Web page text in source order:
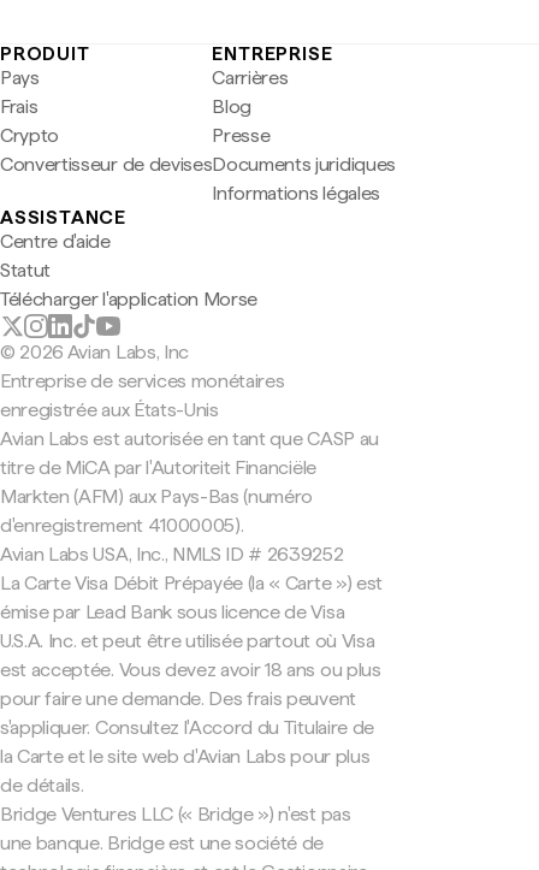
PRODUIT
Pays
Frais
Crypto
Convertisseur de devises
ENTREPRISE
Carrières
Blog
Presse
Documents juridiques
Informations légales
ASSISTANCE
Centre d'aide
Statut
Télécharger l'application Morse
© 2026 Avian Labs, Inc
Entreprise de services monétaires
enregistrée aux États-Unis
Avian Labs est autorisée en tant que CASP au
titre de MiCA par l'Autoriteit Financiële
Markten (AFM) aux Pays-Bas (numéro
d'enregistrement 41000005).
Avian Labs USA, Inc., NMLS ID # 2639252
La Carte Visa Débit Prépayée (la « Carte ») est
émise par Lead Bank sous licence de Visa
U.S.A. Inc. et peut être utilisée partout où Visa
est acceptée. Vous devez avoir 18 ans ou plus
pour faire une demande. Des frais peuvent
s'appliquer. Consultez l'Accord du Titulaire de
la Carte et le site web d'Avian Labs pour plus
de détails.
Bridge Ventures LLC (« Bridge ») n'est pas
une banque. Bridge est une société de